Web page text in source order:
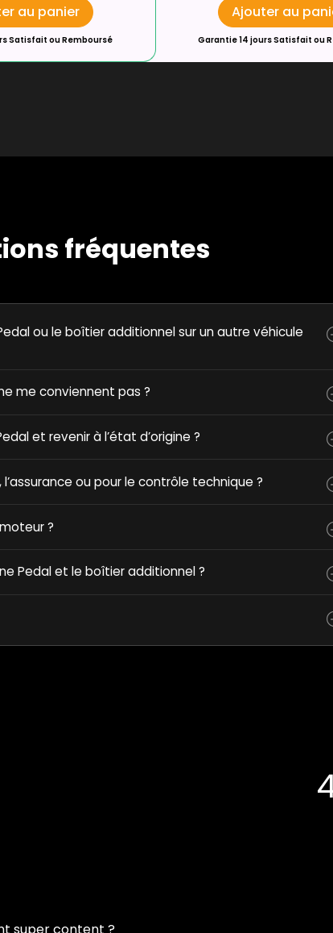
au panier
Satisfait ou Remboursé
Ajouter au
Garantie 14 jours Satisfait ou
fréquentes
ou le boîtier additionnel sur un autre véhicule
me conviennent pas ?
et revenir à l’état d’origine ?
ou pour le contrôle technique ?
?
Pedal et le boîtier additionnel ?